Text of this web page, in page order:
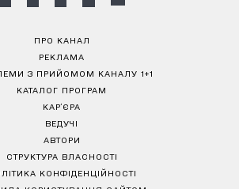
ПРО КАНАЛ
РЕКЛАМА
З ПРИЙОМОМ КАНАЛУ 1+1
КАТАЛОГ ПРОГРАМ
КАР’ЄРА
ВЕДУЧІ
АВТОРИ
СТРУКТУРА ВЛАСНОСТІ
КОНФІДЕНЦІЙНОСТІ